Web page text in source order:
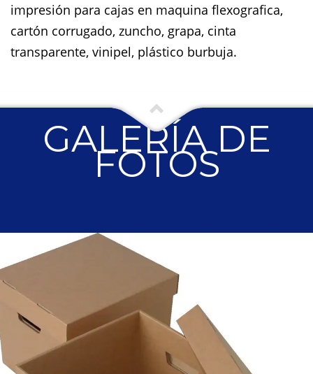
impresión para cajas en maquina flexografica,
cartón corrugado, zuncho, grapa, cinta
transparente, vinipel, plástico burbuja.
GALERÍA DE
FOTOS